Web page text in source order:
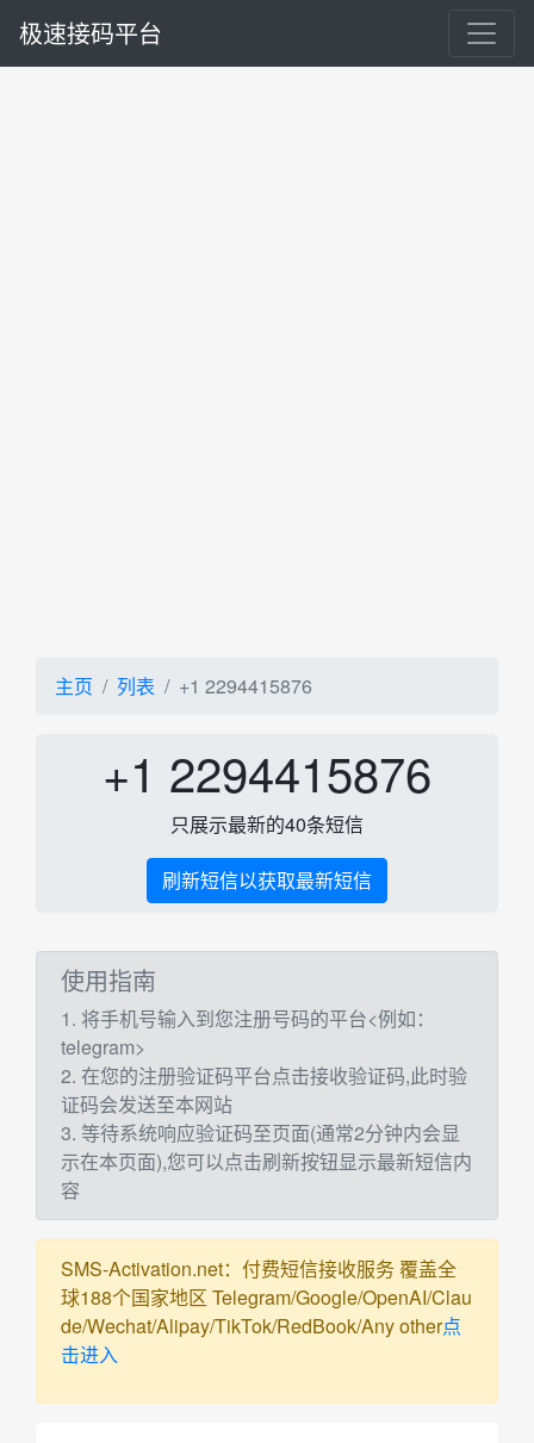
极速接码平台
主页 列表 +1 2294415876
+1 2294415876
只展示最新的40条短信
刷新短信以获取最新短信
使用指南
1. 将手机号输入到您注册号码的平台<例如：
telegram>
2. 在您的注册验证码平台点击接收验证码,此时验
证码会发送至本网站
3. 等待系统响应验证码至页面(通常2分钟内会显
示在本页面),您可以点击刷新按钮显示最新短信内
容
SMS-Activation.net：付费短信接收服务 覆盖全
球188个国家地区 Telegram/Google/OpenAI/Clau
de/Wechat/Alipay/TikTok/RedBook/Any other点
击进入